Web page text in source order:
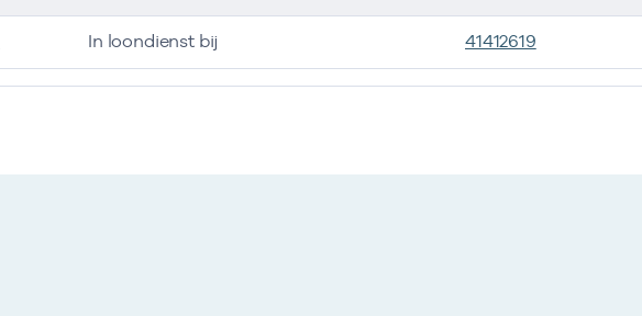
In loondienst bij 41412619